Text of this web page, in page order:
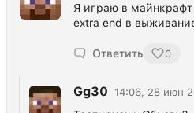
Я играю в
extra end в
Ответить 0
Gg30 14:06, 28 июн